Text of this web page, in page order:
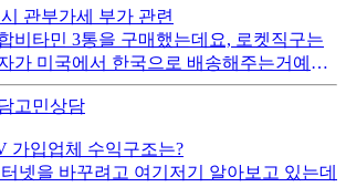
이가 나는데 무엇 때문일까요? 국세청은
, 삼쩜삼은 약 19만원 환급으로 조회됩니
료를 내더라도 삼쩜삼 통해서 신고해야 할
관부가세 부가 관련
비타민 3통을 구매했는데요, 로켓직구는
가 미국에서 한국으로 배송해주는거예요.
에 154,900원이고 배송비 15,900원(국내
체국)지불했는데 관부가세 면제에 해당
불 초과안하면 면세로 알고 있는데.. 헷
려요.
고민상담
가입업체 수익구조는?
넷을 바꾸려고 여기저기 알아보고 있는데